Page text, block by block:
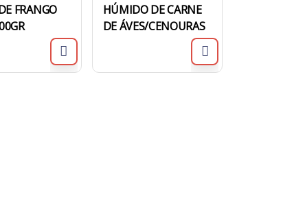
FRANGO
HÚMIDO DE CARNE
DE ÁVES/CENOURAS